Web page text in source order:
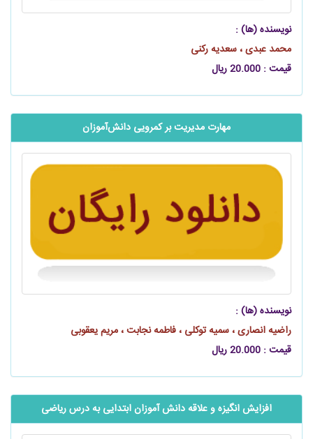
نویسنده (ها) :
محمد عبدی ، سعدیه رکنی
قیمت : 20.000 ریال
مهارت مدیریت بر کمرویی دانش‌آموزان
نویسنده (ها) :
راضیه انصاری ، سمیه توکلی ، فاطمه نجابت ، مریم یعقوبی
قیمت : 20.000 ریال
افزایش انگیزه و علاقه دانش آموزان ابتدایی به ‌‌‌‌درس ریاضی